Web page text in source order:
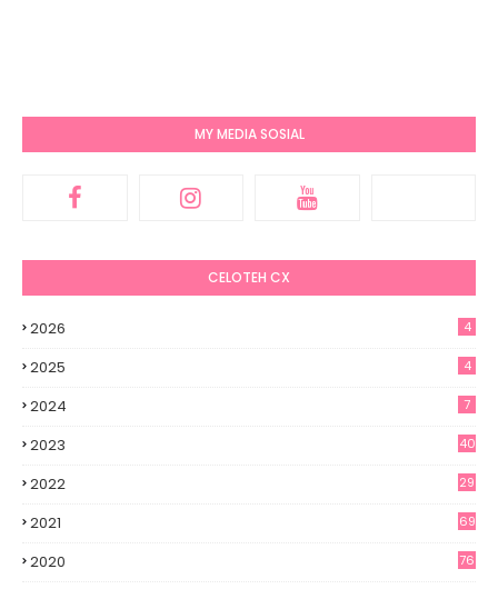
MY MEDIA SOSIAL
CELOTEH CX
2026 4
2025 4
2024 7
2023 40
2022 29
2021 69
2020 76